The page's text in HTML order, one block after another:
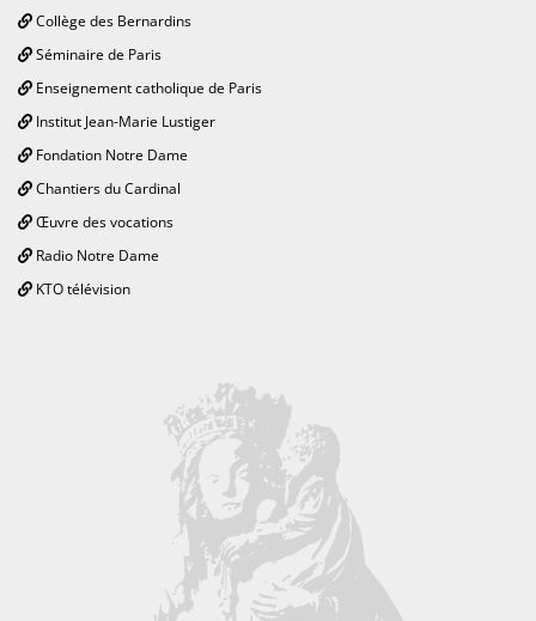
Collège des Bernardins
Séminaire de Paris
Enseignement catholique de Paris
Institut Jean-Marie Lustiger
Fondation Notre Dame
Chantiers du Cardinal
Œuvre des vocations
Radio Notre Dame
KTO télévision